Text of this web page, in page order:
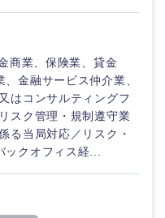
商業、保険業、貸金
金融サービス仲介業、
はコンサルティングフ
スク管理・規制遵守業
る当局対応／リスク・
クオフィス経...